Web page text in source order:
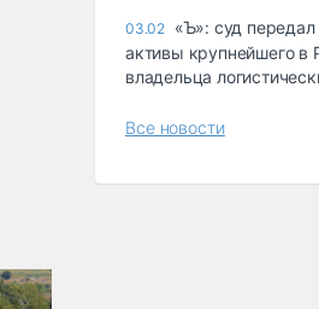
03.02 «Ъ»: суд передал
активы крупнейшего в
владельца
Все новости